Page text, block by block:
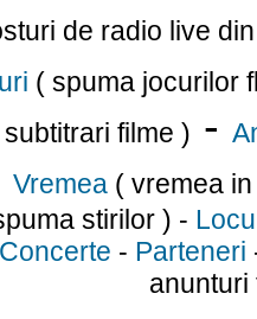
de radio live
( spuma jocurilor
subtitrari filme ) -
Vremea ( vremea
stirilor ) -
Concerte - Parteneri
anunturi